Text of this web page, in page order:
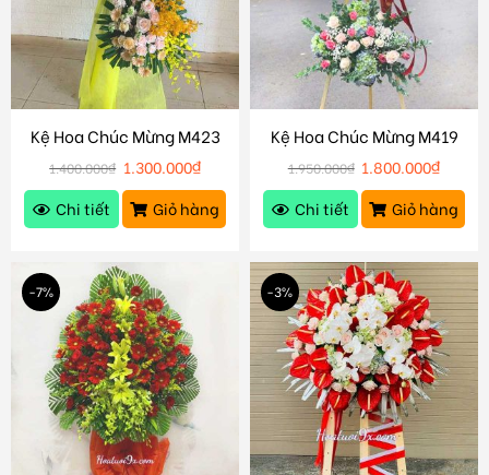
Kệ Hoa Chúc Mừng M423
1.400.000₫ 1.300.000₫
Chi tiết
Giỏ hàng
Kệ Hoa Chúc Mừng M419
1.950.000₫ 1.800.000₫
Chi tiết
Giỏ hàng
-7% -3%